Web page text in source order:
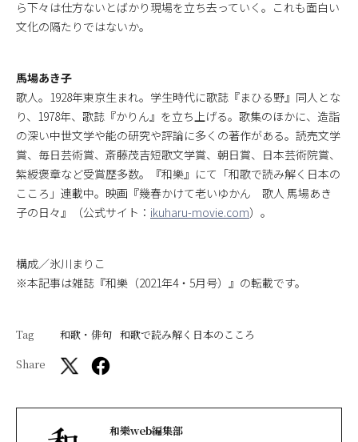
ら下々は仕方ないとばかり現場を立ち去っていく。これも面白い
文化の隔たりではないか。
馬場あき子
歌人。1928年東京生まれ。学生時代に歌誌『まひる野』同人とな
り、1978年、歌誌『かりん』を立ち上げる。歌集のほかに、造詣
の深い中世文学や能の研究や評論に多くの著作がある。読売文学
賞、毎日芸術賞、斎藤茂吉短歌文学賞、朝日賞、日本芸術院賞、
紫綬褒章など受賞歴多数。『和樂』にて「和歌で読み解く日本の
こころ」連載中。映画『幾春かけて老いゆかん 歌人 馬場あき
子の日々』（公式サイト： ikuharu-movie.com）。
構成／氷川まりこ
※本記事は雑誌『和樂（2021年4・5月号）』の転載です。
Tag 和歌・俳句 和歌で読み解く日本のこころ
Share
和樂web編集部